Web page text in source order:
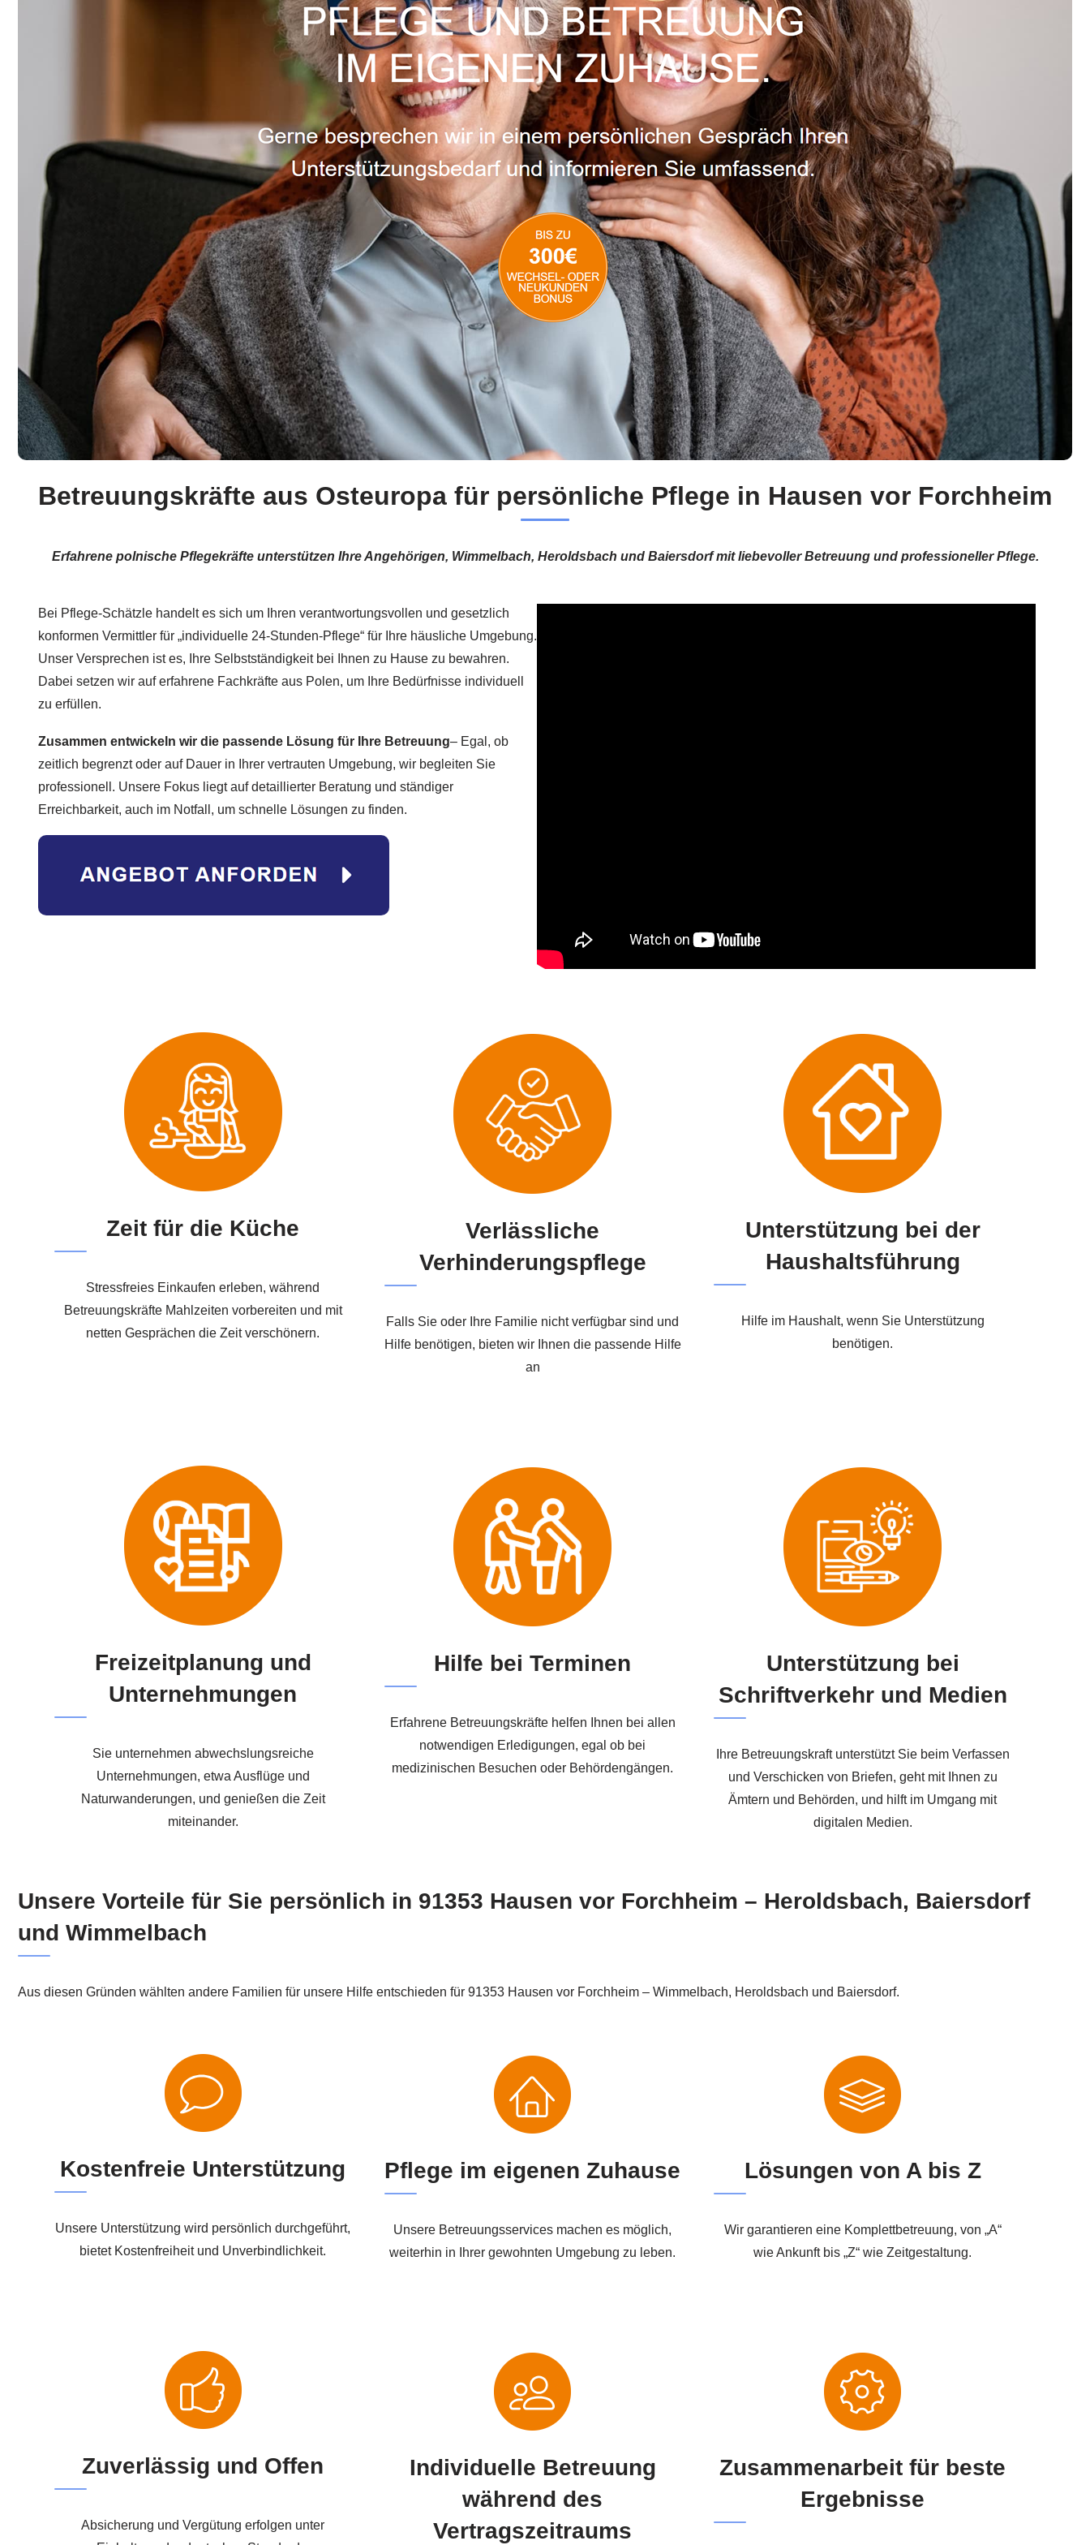
Betreuungskräfte aus Osteuropa für persönliche Pflege in Hausen vor Forchheim
Erfahrene polnische Pflegekräfte unterstützen Ihre Angehörigen, Wimmelbach, Heroldsbach und Baiersdorf mit liebevoller Betreuung und professioneller Pflege.
Bei Pflege-Schätzle handelt es sich um Ihren verantwortungsvollen und gesetzlich
konformen Vermittler für „individuelle 24-Stunden-Pflege“ für Ihre häusliche Umgebung.
Unser Versprechen ist es, Ihre Selbstständigkeit bei Ihnen zu Hause zu bewahren.
Dabei setzen wir auf erfahrene Fachkräfte aus Polen, um Ihre Bedürfnisse individuell
zu erfüllen.
Zusammen entwickeln wir die passende Lösung für Ihre Betreuung– Egal, ob
zeitlich begrenzt oder auf Dauer in Ihrer vertrauten Umgebung, wir begleiten Sie
professionell. Unsere Fokus liegt auf detaillierter Beratung und ständiger
Erreichbarkeit, auch im Notfall, um schnelle Lösungen zu finden.
Zeit für die Küche
Stressfreies Einkaufen erleben, während
Betreuungskräfte Mahlzeiten vorbereiten und mit
netten Gesprächen die Zeit verschönern.
Verlässliche
Verhinderungspflege
Falls Sie oder Ihre Familie nicht verfügbar sind und
Hilfe benötigen, bieten wir Ihnen die passende Hilfe
an
Unterstützung bei der
Haushaltsführung
Hilfe im Haushalt, wenn Sie Unterstützung
benötigen.
Freizeitplanung und
Unternehmungen
Sie unternehmen abwechslungsreiche
Unternehmungen, etwa Ausflüge und
Naturwanderungen, und genießen die Zeit
miteinander.
Hilfe bei Terminen
Erfahrene Betreuungskräfte helfen Ihnen bei allen
notwendigen Erledigungen, egal ob bei
medizinischen Besuchen oder Behördengängen.
Unterstützung bei
Schriftverkehr und Medien
Ihre Betreuungskraft unterstützt Sie beim Verfassen
und Verschicken von Briefen, geht mit Ihnen zu
Ämtern und Behörden, und hilft im Umgang mit
digitalen Medien.
Unsere Vorteile für Sie persönlich in 91353 Hausen vor Forchheim – Heroldsbach, Baiersdorf
und Wimmelbach
Aus diesen Gründen wählten andere Familien für unsere Hilfe entschieden für 91353 Hausen vor Forchheim – Wimmelbach, Heroldsbach und Baiersdorf.
Kostenfreie Unterstützung
Unsere Unterstützung wird persönlich durchgeführt,
bietet Kostenfreiheit und Unverbindlichkeit.
Pflege im eigenen Zuhause
Unsere Betreuungsservices machen es möglich,
weiterhin in Ihrer gewohnten Umgebung zu leben.
Lösungen von A bis Z
Wir garantieren eine Komplettbetreuung, von „A“
wie Ankunft bis „Z“ wie Zeitgestaltung.
Zuverlässig und Offen
Absicherung und Vergütung erfolgen unter
Individuelle Betreuung
während des
Vertragszeitraums
Zusammenarbeit für beste
Ergebnisse